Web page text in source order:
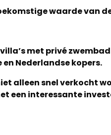
waarde van
met privé
Nederlandse kopers.
alleen snel verkocht
een interessante